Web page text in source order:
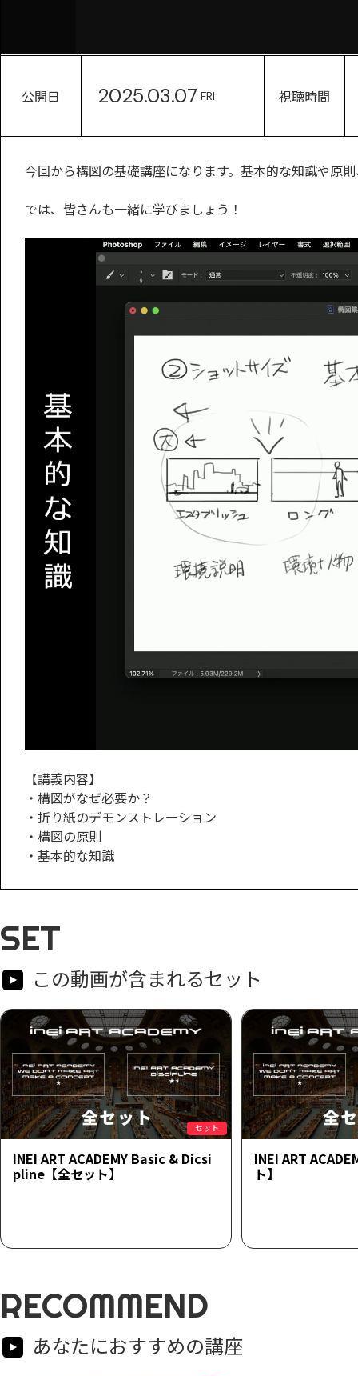
公開日 2025.03.07 FRI 視聴時間
今回から構図の基礎講座になります。基本的な知識や原
では、皆さんも一緒に学びましょう！
【講義内容】
・構図がなぜ必要か？
・折り紙のデモンストレーション
・構図の原則
・基本的な知識
SET
この動画が含まれるセット
セット
INEI ART ACADEMY Basic & Dicsi
pline【全セット】
INEI ART
ト】
RECOMMEND
あなたにおすすめの講座